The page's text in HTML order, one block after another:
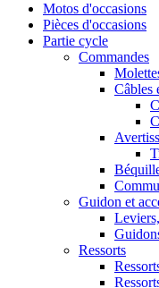
Motos d'occasions
Pièces d'occasions
Partie cycle
Commandes
Câbles
Guidon et
Ressorts